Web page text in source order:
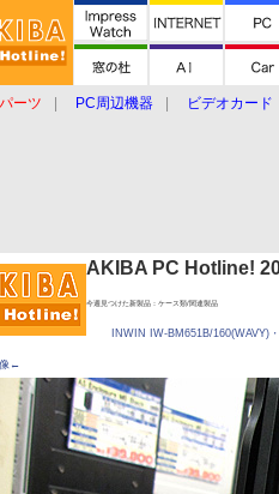
ーツ PC周辺機器
ビデオカード
AKIBA PC Hotline!
今週見つけた新製品：ケース類/関連製品
INWIN IW-BM651B/160(WAVY)
←